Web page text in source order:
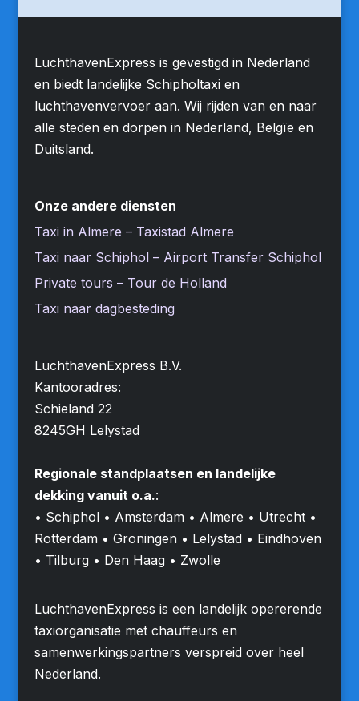
LuchthavenExpress is gevestigd in Nederland
en biedt landelijke Schipholtaxi en
luchthavenvervoer aan. Wij rijden van en naar
alle steden en dorpen in Nederland, Belgïe en
Duitsland.
Onze andere diensten
Taxi in Almere – Taxistad Almere
Taxi naar Schiphol – Airport Transfer Schiphol
Private tours – Tour de Holland
Taxi naar dagbesteding
LuchthavenExpress B.V.
Kantooradres:
Schieland 22
8245GH Lelystad
Regionale standplaatsen en landelijke
dekking vanuit o.a.:
• Schiphol • Amsterdam • Almere • Utrecht •
Rotterdam • Groningen • Lelystad • Eindhoven
• Tilburg • Den Haag • Zwolle
LuchthavenExpress is een landelijk opererende
taxiorganisatie met chauffeurs en
samenwerkingspartners verspreid over heel
Nederland.